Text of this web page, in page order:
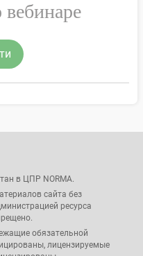
в ЦПР NORMA.
сайта без
ресурса
обязательной
лицензируемые